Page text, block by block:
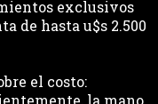
exclusivos
de hasta u$s 2.500
el costo:
la mano